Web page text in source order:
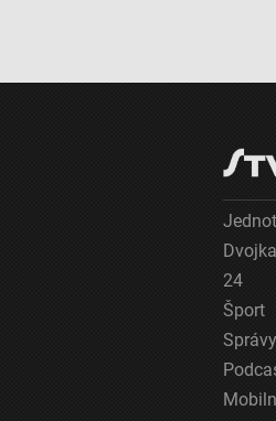
Identifikácia zariadení na
Nevyhnutné
Dvojka
24
Šport